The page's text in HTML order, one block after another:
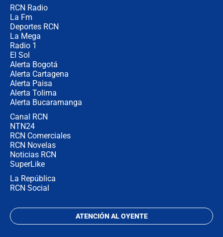
RCN Radio
La Fm
Deportes RCN
La Mega
Radio 1
El Sol
Alerta Bogotá
Alerta Cartagena
Alerta Paisa
Alerta Tolima
Alerta Bucaramanga
Canal RCN
NTN24
RCN Comerciales
RCN Novelas
Noticias RCN
SuperLike
La República
RCN Social
ATENCIÓN AL OYENTE